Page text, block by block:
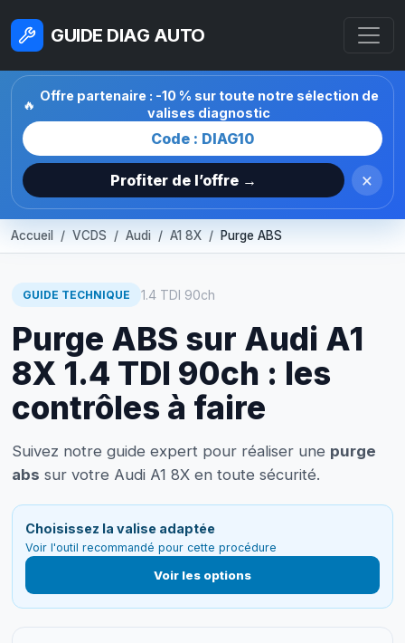
GUIDE DIAG AUTO
🔥
Offre partenaire : -10 % sur toute notre sélection de
valises diagnostic
Code : DIAG10
Profiter de l’offre → ×
Accueil VCDS Audi A1 8X Purge ABS
GUIDE TECHNIQUE 1.4 TDI 90ch
Purge ABS sur Audi A1
8X 1.4 TDI 90ch : les
contrôles à faire
Suivez notre guide expert pour réaliser une purge
abs sur votre Audi A1 8X en toute sécurité.
Choisissez la valise adaptée
Voir l'outil recommandé pour cette procédure
Voir les options